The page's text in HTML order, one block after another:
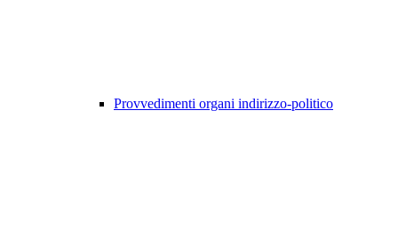
Provvedimenti organi indirizzo-politico